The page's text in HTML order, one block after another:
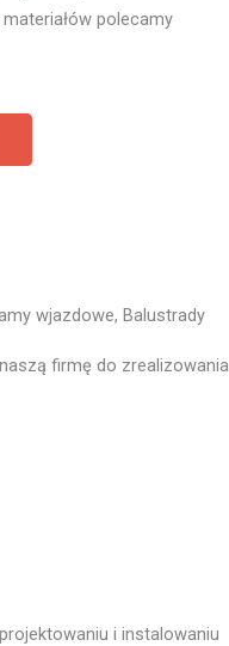
polecamy
wjazdowe, Balustrady
firmę do zrealizowania
i instalowaniu